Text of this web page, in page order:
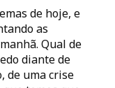
de hoje, e
as
Qual de
diante de
de uma crise